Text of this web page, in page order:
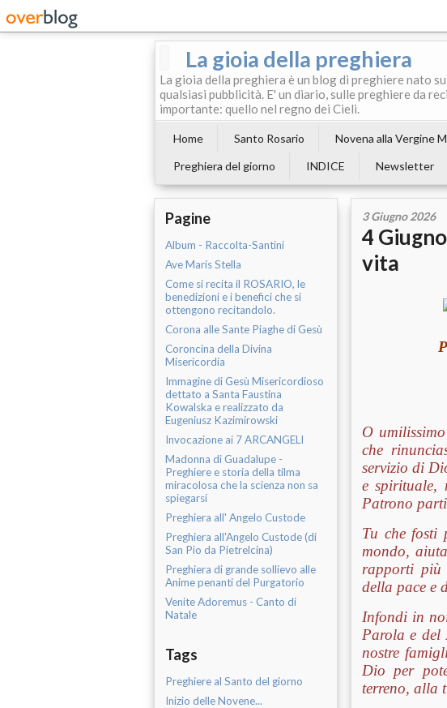
La gioia della preghiera
La gioia della preghiera è un blog di preghiere nato
qualsiasi pubblicità. E' un diario, sulle preghiere da
importante: quello nel regno dei Cieli.
Home Santo Rosario Novena alla Vergine
Preghiera del giorno
INDICE Newsletter
Pagine
Album - Raccolta-Santini
Ave Maris Stella
Come si recita il ROSARIO, le
benedizioni e i benefici che si
ottengono recitandolo.
Corona alle Sante Piaghe di Gesù
Coroncina della Divina
Misericordia
Immagine di Gesù Misericordioso
dettato a Santa Faustina
Kowalska e realizzato da
Eugeniusz Kazimirowski
Invocazione ai 7 ARCANGELI
Madonna di Guadalupe -
Preghiere e storia della tilma
miracolosa che la scienza non sa
spiegarsi
Preghiera all' Angelo Custode
Preghiera all'Angelo Custode (di
San Pio da Pietrelcina)
Preghiera di grande sollievo alle
Anime penanti del Purgatorio
Venite Adoremus - Canto di
Natale
Tags
Preghiere al Santo del giorno
Inizio delle Novene...
3 Giugno 2026
4
vita
O
che
servizio di
e spirituale,
Patrono
Tu che fosti
mondo,
rapporti più
della pace e
Infondi in
Parola e del
nostre
Dio per
terreno, alla